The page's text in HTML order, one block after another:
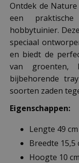
Ontdek de Nature
een
hobbytuinier.
speciaal
en biedt de
van groenten,
bijbehorende
soorten zaden
Eigenschappen:
Lengte 49 cm
Breedte 15,5
Hoogte 10 cm